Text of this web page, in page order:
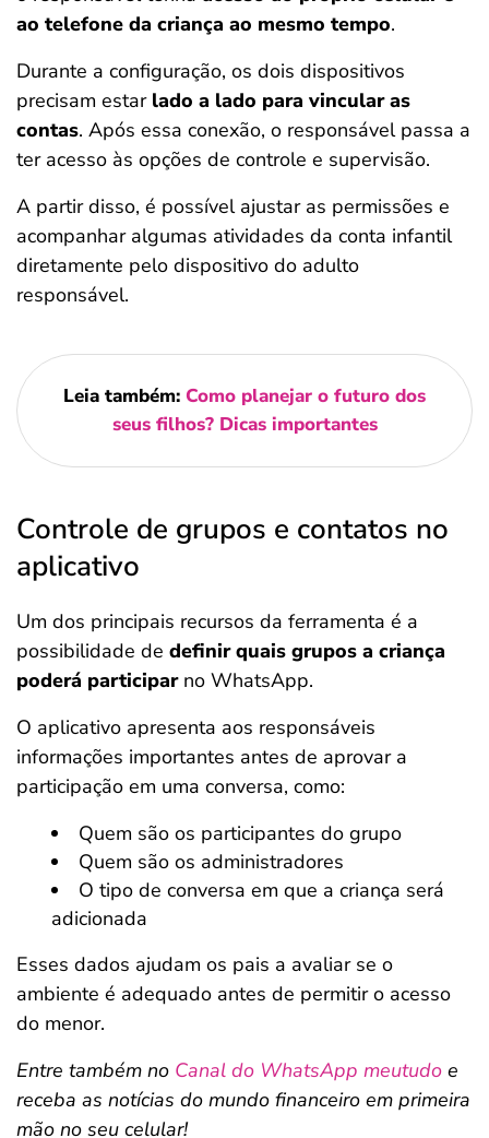
ao telefone da criança ao mesmo tempo.
Durante a configuração, os dois dispositivos
precisam estar lado a lado para vincular as
contas. Após essa conexão, o responsável passa a
ter acesso às opções de controle e supervisão.
A partir disso, é possível ajustar as permissões e
acompanhar algumas atividades da conta infantil
diretamente pelo dispositivo do adulto
responsável.
Leia também: Como planejar o futuro dos
seus filhos? Dicas importantes
Controle de grupos e contatos no
aplicativo
Um dos principais recursos da ferramenta é a
possibilidade de definir quais grupos a criança
poderá participarno WhatsApp.
O aplicativo apresenta aos responsáveis
informações importantes antes de aprovar a
participação em uma conversa, como:
Quem são os participantes do grupo
Quem são os administradores
O tipo de conversa em que a criança será
adicionada
Esses dados ajudam os pais a avaliar se o
ambiente é adequado antes de permitir o acesso
do menor.
Entre também no Canal do WhatsApp meutudo e
receba as notícias do mundo financeiro em primeira
mão no seu celular!